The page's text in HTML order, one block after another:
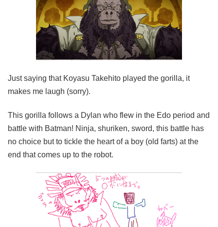
Just saying that Koyasu Takehito played the gorilla, it
makes me laugh (sorry).
This gorilla follows a Dylan who flew in the Edo period and
battle with Batman! Ninja, shuriken, sword, this battle has
no choice but to tickle the heart of a boy (old farts) at the
end that comes up to the robot.